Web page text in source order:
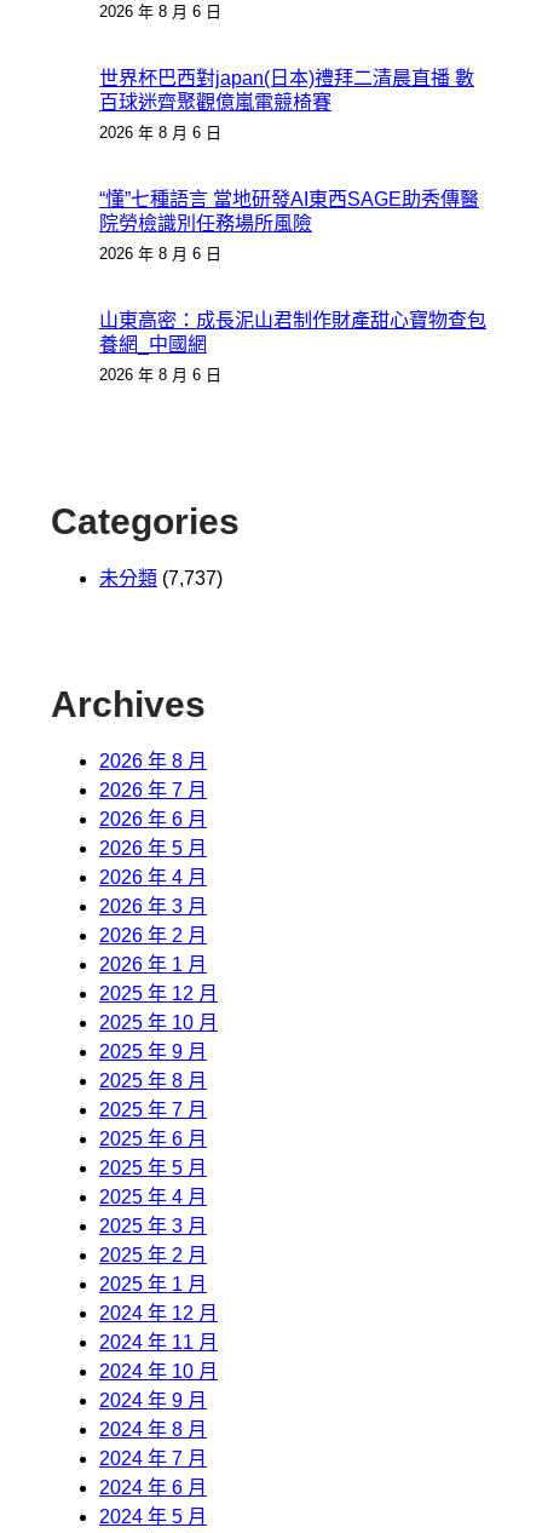
2026 年 8 月 6 日
世界杯巴西對japan(日本)禮拜二清晨直播 數
百球迷齊聚觀億嵐電競椅賽
2026 年 8 月 6 日
“懂”七種語言 當地研發AI東西SAGE助秀傳醫
院勞檢識別任務場所風險
2026 年 8 月 6 日
山東高密：成長泥山君制作財產甜心寶物查包
養網_中國網
2026 年 8 月 6 日
Categories
未分類 (7,737)
Archives
2026 年 8 月
2026 年 7 月
2026 年 6 月
2026 年 5 月
2026 年 4 月
2026 年 3 月
2026 年 2 月
2026 年 1 月
2025 年 12 月
2025 年 10 月
2025 年 9 月
2025 年 8 月
2025 年 7 月
2025 年 6 月
2025 年 5 月
2025 年 4 月
2025 年 3 月
2025 年 2 月
2025 年 1 月
2024 年 12 月
2024 年 11 月
2024 年 10 月
2024 年 9 月
2024 年 8 月
2024 年 7 月
2024 年 6 月
2024 年 5 月